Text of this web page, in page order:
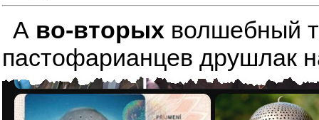
А во-вторых волшебный
пастофарианцев друшлак